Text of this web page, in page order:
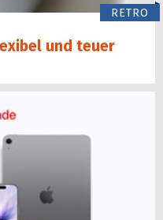
RETRO
und teuer